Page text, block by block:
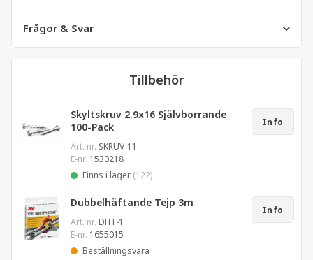
Frågor & Svar
Tillbehör
Skyltskruv 2.9x16 Självborrande
100-Pack
Art. nr. SKRUV-11
E-nr. 1530218
Finns i lager (122)
Info
Dubbelhäftande Tejp 3m
Art. nr. DHT-1
E-nr. 1655015
Beställningsvara
Info